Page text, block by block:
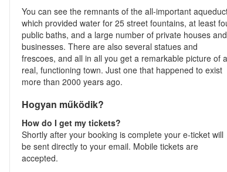
You can see the remnants of the all-important
which provided water for 25 street fountains, at least
public baths, and a large number of private houses and
businesses. There are also several statues and
frescoes, and all in all you get a remarkable picture of a
real, functioning town. Just one that happened to exist
more than 2000 years ago.
Hogyan működik?
How do I get my tickets?
Shortly after your booking is complete your e-ticket will
be sent directly to your email. Mobile tickets are
accepted.